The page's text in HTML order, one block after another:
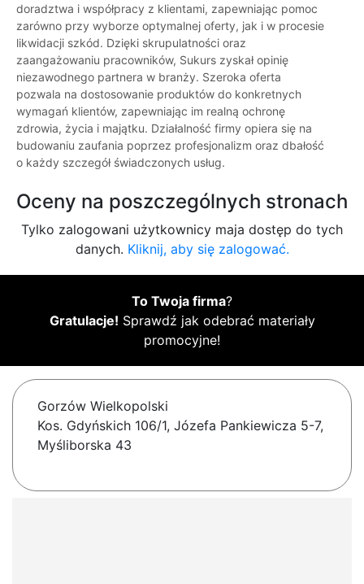
doradztwa i współpracy z klientami, zapewniając pomoc
zarówno przy wyborze optymalnej oferty, jak i w procesie
likwidacji szkód. Dzięki skrupulatności oraz
zaangażowaniu pracowników, Sukurs zyskał opinię
niezawodnego partnera w branży. Szeroka oferta
pozwala na dostosowanie produktów do konkretnych
wymagań klientów, zapewniając im realną ochronę
zdrowia, życia i majątku. Działalność firmy opiera się na
budowaniu zaufania poprzez profesjonalizm oraz dbałość
o każdy szczegół świadczonych usług.
Oceny na poszczególnych stronach
Tylko zalogowani użytkownicy maja dostęp do tych
danych. Kliknij, aby się zalogować.
To Twoja firma?
Gratulacje! Sprawdź jak odebrać materiały
promocyjne!
Gorzów Wielkopolski
Kos. Gdyńskich 106/1, Józefa Pankiewicza 5-7,
Myśliborska 43